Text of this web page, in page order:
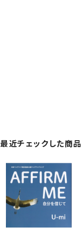
最近チェックした商品